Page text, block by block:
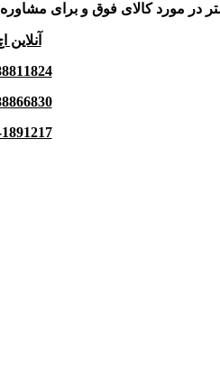
در مورد کالای فوق و برای
آنلاین